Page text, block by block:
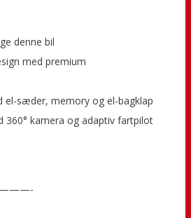
denne bil
med premium
sæder, memory og el-bagklap
kamera og adaptiv fartpilot